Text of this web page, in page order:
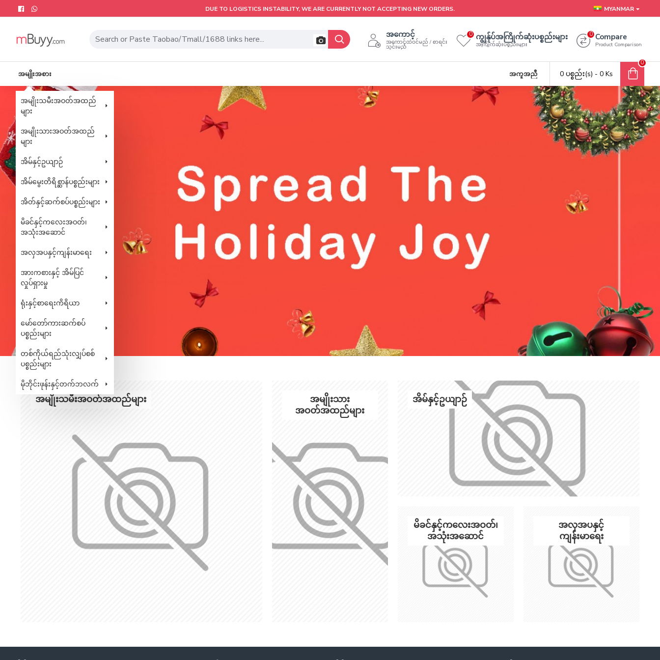
DUE TO LOGISTICS INSTABILITY, WE ARE CURRENTLY NOT ACCEPTING NEW ORDERS. MYANMAR
အကောင့်
အကောင့်ထဲဝင်မည် / စာရင်း
သွင်းမည်
ကျွန်ုပ်အကြိုက်ဆုံးပစ္စည်းများ
အကြိုက်ဆုံးပစ္စည်းများ
0 Compare
Product Comparison
0
အမျိုးအစား
အမျိုးသမီးအဝတ်အထည်
များ
အမျိုးသားအဝတ်အထည်
များ
အိမ်နှင့်ဥယျာဉ်
အိမ်မွေးတိရိစ္ဆာန်ပစ္စည်းများ
အိတ်နှင့်ဆက်စပ်ပစ္စည်းများ
မိခင်နှင့်ကလေးအဝတ်၊
အသုံးအဆောင်
အလှအပနှင့်ကျန်းမာရေး
အားကစားနှင့် အိမ်ပြင်
လှုပ်ရှားမှု
ရုံးနှင့်စာရေးကိရိယာ
မော်တော်ကားဆက်စပ်
ပစ္စည်းများ
တစ်ကိုယ်ရည်သုံးလျှပ်စစ်
ပစ္စည်းများ
မိုဘိုင်းဖုန်းနှင့်တက်ဘလက်
အကူအညီ 0 ပစ္စည်း(s) - 0 Ks
0
အမျိုးသမီးအဝတ်အထည်များ
အမျိုးသား
အဝတ်အထည်များ
အိမ်နှင့်ဥယျာဉ်
မိခင်နှင့်ကလေးအဝတ်၊
အသုံးအဆောင်
အလှအပနှင့်
ကျန်းမာရေး